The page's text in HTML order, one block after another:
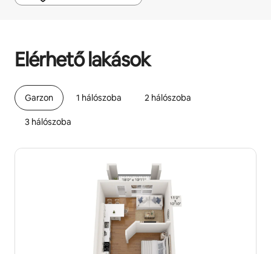
Elérhető lakások
Garzon 1 hálószoba 2 hálószoba
3 hálószoba